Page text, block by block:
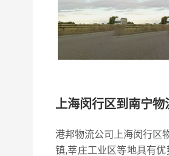
上海闵行区到南宁
港邦物流公司上海闵行区
镇,莘庄工业区等地具有